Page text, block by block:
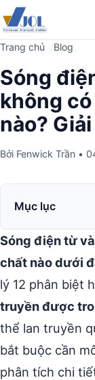
Trang chủ Blog
Sóng
không
nào?
Bởi Fenwick Trần •
Mục lục
Sóng điện từ
chất nào dưới
lý 12 phân biệt
truyền được
thể lan truyền
bắt buộc cần
phân tích chi